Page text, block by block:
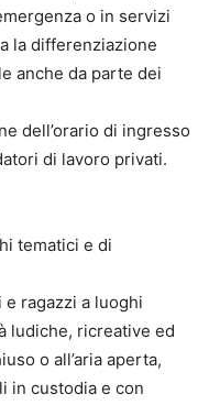
o in servizi
la differenziazione
anche da parte dei
dell’orario di ingresso
di lavoro privati.
tematici e di
e ragazzi a luoghi
ludiche, ricreative ed
o all’aria aperta,
in custodia e con